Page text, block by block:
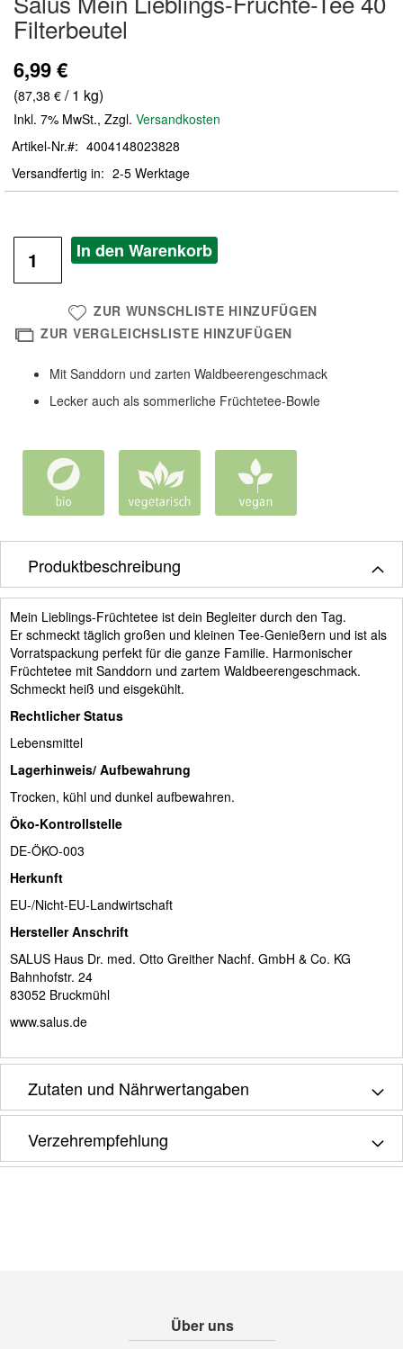
der
Bildergalerie
Filterbeutel
6,99 €
(87,38 € / 1 kg)
Inkl. 7% MwSt., Zzgl. Versandkosten
Artikel-Nr.
4004148023828
Versandfertig in
2-5 Werktage
In den Warenkorb
ZUR WUNSCHLISTE HINZUFÜGEN
ZUR VERGLEICHSLISTE HINZUFÜGEN
Mit Sanddorn und zarten Waldbeerengeschmack
Lecker auch als sommerliche Früchtetee-Bowle
Produktbeschreibung
Mein Lieblings-Früchtetee ist dein Begleiter durch den Tag.
Er schmeckt täglich großen und kleinen Tee-Genießern und ist als
Vorratspackung perfekt für die ganze Familie. Harmonischer
Früchtetee mit Sanddorn und zartem Waldbeerengeschmack.
Schmeckt heiß und eisgekühlt.
Rechtlicher Status
Lebensmittel
Lagerhinweis/ Aufbewahrung
Trocken, kühl und dunkel aufbewahren.
Öko-Kontrollstelle
DE-ÖKO-003
Herkunft
EU-/Nicht-EU-Landwirtschaft
Hersteller Anschrift
SALUS Haus Dr. med. Otto Greither Nachf. GmbH & Co. KG
Bahnhofstr. 24
83052 Bruckmühl
www.salus.de
Zutaten und Nährwertangaben
Verzehrempfehlung
Über uns